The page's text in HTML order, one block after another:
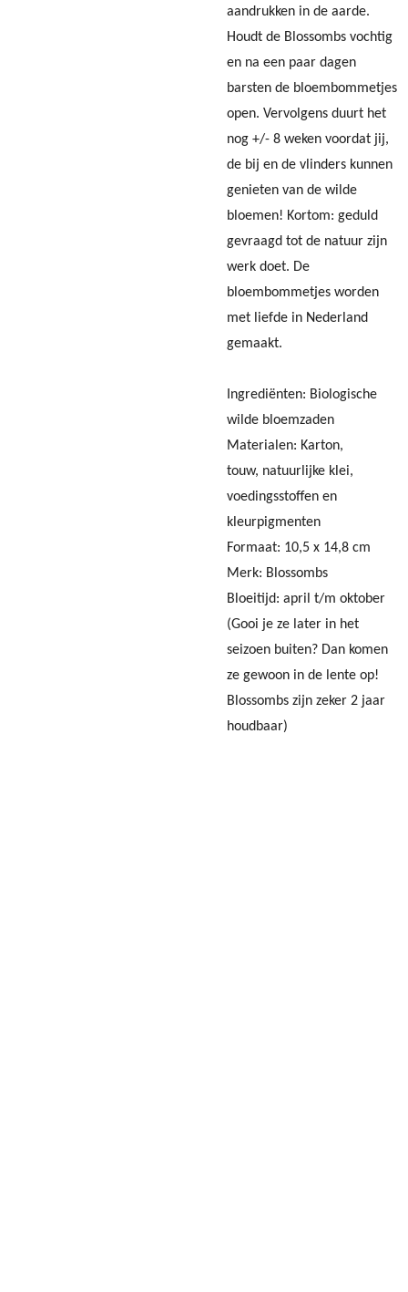
aandrukken in de aarde.
Houdt de Blossombs vochtig
en na een paar dagen
barsten de bloembommetjes
open. Vervolgens duurt het
nog +/- 8 weken voordat jij,
de bij en de vlinders kunnen
genieten van de wilde
bloemen! Kortom: geduld
gevraagd tot de natuur zijn
werk doet. De
bloembommetjes worden
met liefde in Nederland
gemaakt.
Ingrediënten: Biologische
wilde bloemzaden
Materialen: Karton,
touw, natuurlijke klei,
voedingsstoffen en
kleurpigmenten
Formaat: 10,5 x 14,8 cm
Merk: Blossombs
Bloeitijd: april t/m oktober
(Gooi je ze later in het
seizoen buiten? Dan komen
ze gewoon in de lente op!
Blossombs zijn zeker 2 jaar
houdbaar)